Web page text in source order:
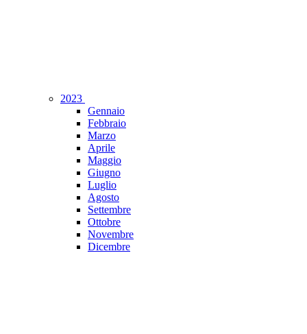
2023
Gennaio
Febbraio
Marzo
Aprile
Maggio
Giugno
Luglio
Agosto
Settembre
Ottobre
Novembre
Dicembre